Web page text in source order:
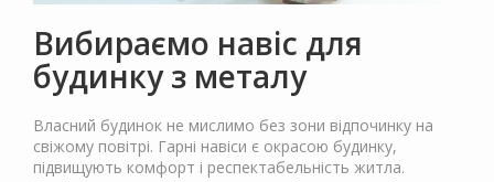
Вибираємо навіс для
будинку з металу
Власний будинок не мислимо без зони відпочинку на
свіжому повітрі. Гарні навіси є окрасою будинку,
підвищують комфорт і респектабельність житла.